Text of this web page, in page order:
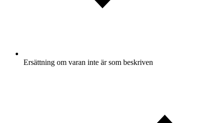
Ersättning om varan inte är som beskriven